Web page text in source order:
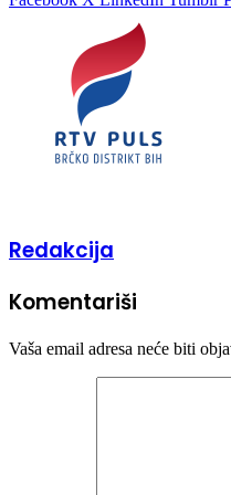
Redakcija
Komentariši
Vaša email adresa neće biti